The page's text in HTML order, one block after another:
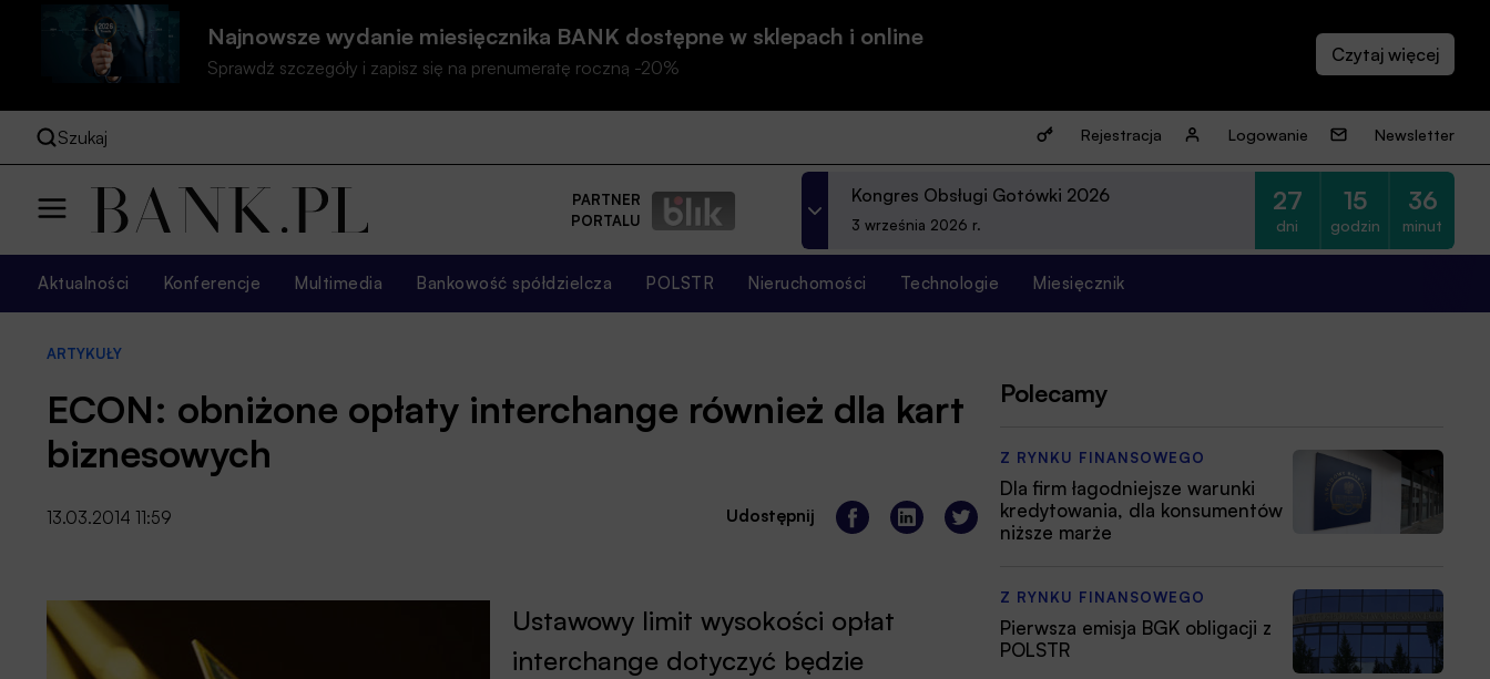
Najnowsze wydanie miesięcznika BANK dostępne w sklepach i online
Sprawdź szczegóły i zapisz się na prenumeratę roczną -20%
Szukaj Rejestracja Logowanie Newsletter
PARTNER
PORTALU
Kongres Obsługi Gotówki 2026
3 września 2026 r.
27
dni
15
godzin
36
minut
Aktualności Konferencje Multimedia Bankowość spółdzielcza POLSTR Nieruchomości Technologie Miesięcznik
ARTYKUŁY
ECON: obniżone opłaty interchange również dla kart
biznesowych
13.03.2014 11:59 Udostępnij
Ustawowy limit wysokości opłat
interchange dotyczyć będzie
Polecamy
Z RYNKU FINANSOWEGO
Dla firm łagodniejsze warunki
kredytowania, dla konsumentów
niższe marże
Z RYNKU FINANSOWEGO
Pierwsza emisja BGK obligacji z
POLSTR